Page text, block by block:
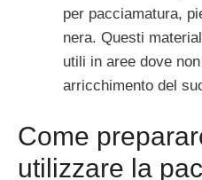
per pacciamatura,
nera. Questi
utili in aree dove
arricchimento del
Come
utilizzare la